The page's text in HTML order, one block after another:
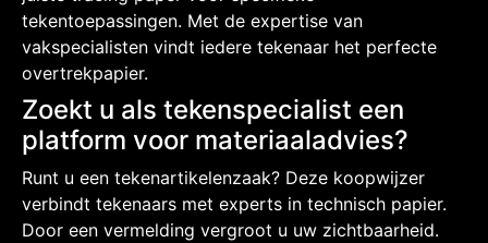
tekentoepassingen. Met de expertise van
vakspecialisten vindt iedere tekenaar het perfecte
overtrekpapier.
Zoekt u als tekenspecialist een
platform voor materiaaladvies?
Runt u een tekenartikelenzaak? Deze koopwijzer
verbindt tekenaars met experts in technisch papier.
Door een vermelding vergroot u uw zichtbaarheid.